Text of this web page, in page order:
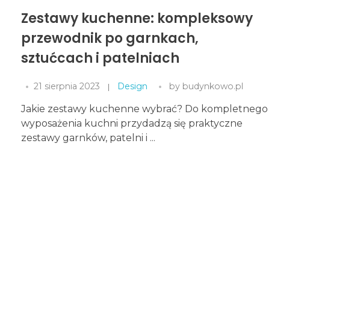
Zestawy kuchenne: kompleksowy
przewodnik po garnkach,
sztućcach i patelniach
21 sierpnia 2023 Design by budynkowo.pl
Jakie zestawy kuchenne wybrać? Do kompletnego
wyposażenia kuchni przydadzą się praktyczne
zestawy garnków, patelni i ...